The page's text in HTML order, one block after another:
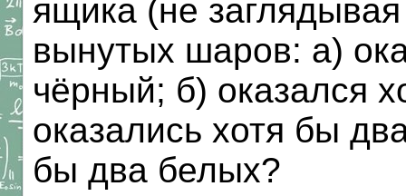
ящика (не
вынутых шаров: а)
чёрный; б) оказался
оказались хотя бы
бы два белых?